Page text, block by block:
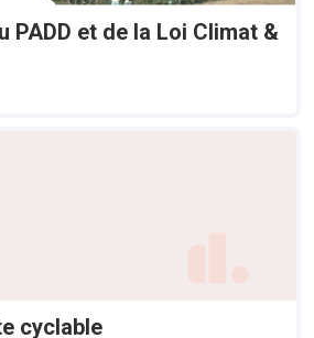
PADD et de la Loi Climat &
cyclable